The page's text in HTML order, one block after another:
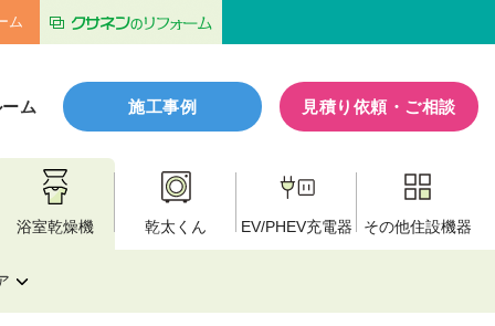
ム
ム 施工事例 見積り依頼・ご相談
浴室乾燥機 乾太くん EV/PHEV充電器 その他住設機器